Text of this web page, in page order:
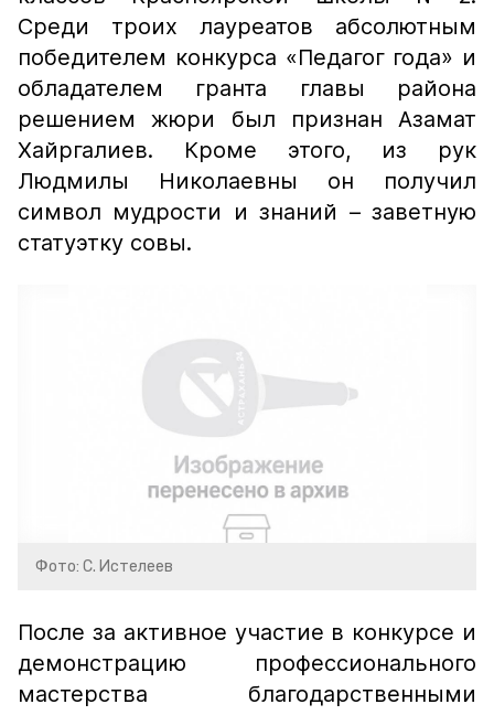
Среди троих лауреатов абсолютным
победителем конкурса «Педагог года» и
обладателем гранта главы района
решением жюри был признан Азамат
Хайргалиев. Кроме этого, из рук
Людмилы Николаевны он получил
символ мудрости и знаний – заветную
статуэтку совы.
Фото: С. Истелеев
После за активное участие в конкурсе и
демонстрацию профессионального
мастерства благодарственными